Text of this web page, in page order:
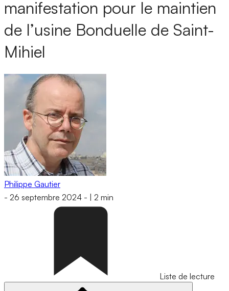
manifestation pour le maintien
de l’usine Bonduelle de Saint-
Mihiel
Philippe Gautier
- 26 septembre 2024 - 2 min
Liste de lecture